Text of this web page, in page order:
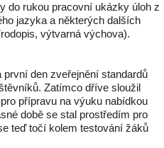
do rukou pracovní ukázky úloh z
jazyka a některých dalších
výtvarná výchova).
první den zveřejnění standardů
Zatímco dříve sloužil
přípravu na výuku nabídkou
době se stal prostředím pro
teď točí kolem testování žáků